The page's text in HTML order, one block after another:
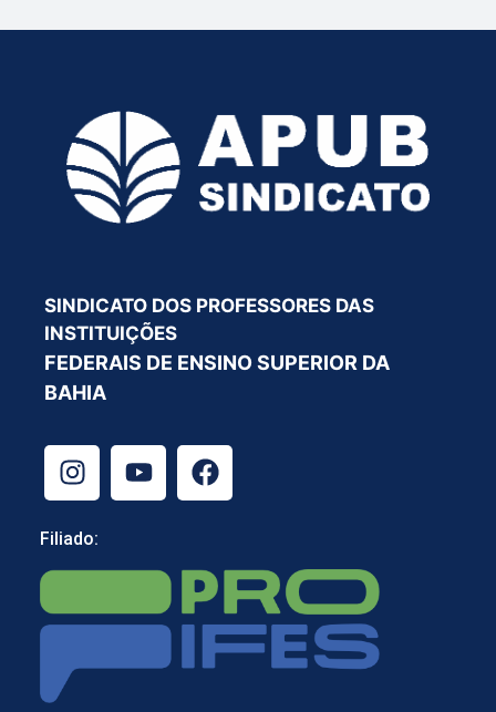
SINDICATO DOS PROFESSORES DAS
INSTITUIÇÕES
FEDERAIS DE ENSINO SUPERIOR DA
BAHIA
Filiado: